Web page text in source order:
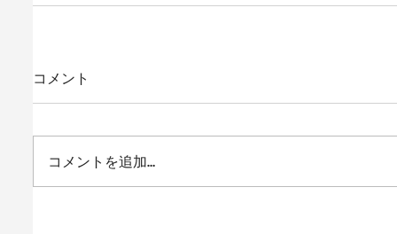
コメント
コメントを追加…